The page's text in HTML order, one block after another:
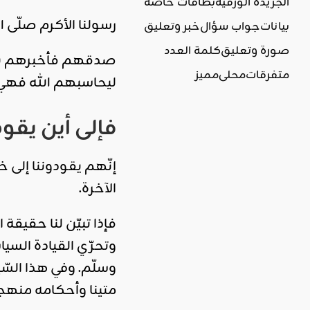
رسولنا الأكرم
صدقهم فأخبرهم
ليحاسبهم الله
فإلى أين
إنّهم يقودوننا إلى
الآخرة.
فإذا تبيّن لنا
وتحرّي القيادة
وسلّم. وفي هذا
متينا وأحكامه
بياناتجواب سؤالخبر وتعليق
صورة وتعليقكلمة العدد
متفرقاتمحليمميز